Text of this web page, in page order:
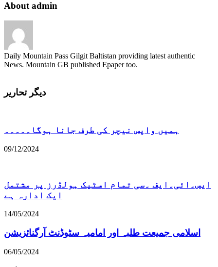
About admin
Daily Mountain Pass Gilgit Baltistan providing latest authentic
News. Mountain GB published Epaper too.
دیگر تحاریر
ہمیں واپس نیچر کی طرف جانا ہوگا۔۔۔۔۔
09/12/2024
ایس۔ائی۔ایف ۔سی تمام اسٹیک ہولڈرز پر مشتمل
ایک ادارہ ہے
14/05/2024
اسلامی جمیعت طلبہ اور امامیہ سٹوڈنٹ آرگنائزیشن
06/05/2024